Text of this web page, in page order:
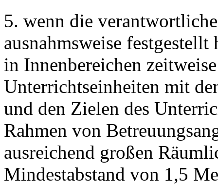
5. wenn die
ausnahmsweise festgestellt
in Innenbereichen
Unterrichtseinheiten mit
und den Zielen des
Rahmen von
ausreichend großen
Mindestabstand von 1,5